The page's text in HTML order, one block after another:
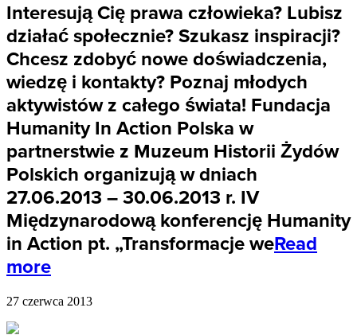
Interesują Cię prawa człowieka? Lubisz
działać społecznie? Szukasz inspiracji?
Chcesz zdobyć nowe doświadczenia,
wiedzę i kontakty? Poznaj młodych
aktywistów z całego świata! Fundacja
Humanity In Action Polska w
partnerstwie z Muzeum Historii Żydów
Polskich organizują w dniach
27.06.2013 – 30.06.2013 r. IV
Międzynarodową konferencję Humanity
in Action pt. „Transformacje weRead
more
27 czerwca 2013